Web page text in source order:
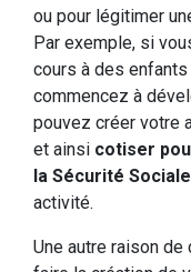
ou pour légitimer
Par exemple, si
cours à des enfants
commencez à
pouvez créer votre
et ainsi cotiser
la Sécurité
activité.
Une autre raison